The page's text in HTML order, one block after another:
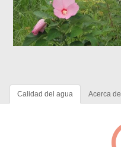
Calidad del agua Acerca de